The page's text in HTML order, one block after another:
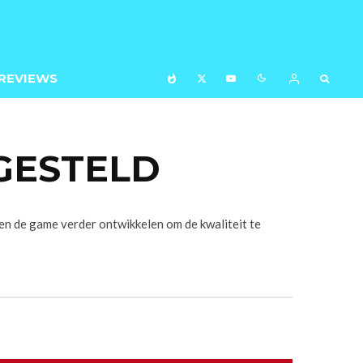
de game verder ontwikkelen om de kwaliteit te